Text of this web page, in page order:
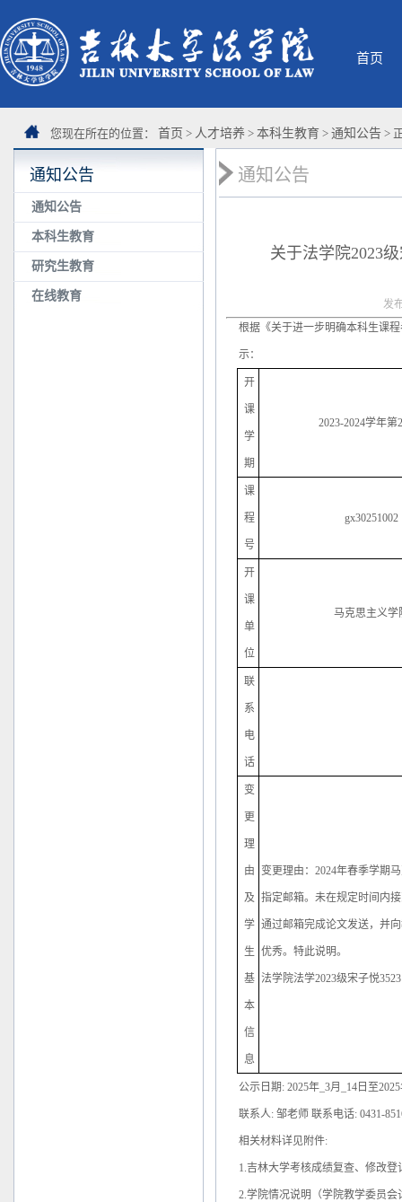
首页
您现在所在的位置： 首页 > 人才培养 > 本科生教育 > 通知公告 >
通知公告
通知公告
本科生教育
研究生教育
在线教育
通知公告
关于法学院2023
发
根据《关于进一步明确本科生课
示：
开
课
学
期
2023-2024学年第
课
程
号
gx30251002
开
课
单
位
马克思主义学
联
系
电
话
变
更
理
由
及
学
生
基
本
信
息
变更理由：2024年春季学期
指定邮箱。未在规定时间内
通过邮箱完成论文发送，并
优秀。特此说明。
法学院法学2023级宋子悦
公示日期: 2025年_3月_14日至
联系人: 邹老师 联系电话: 0431-
相关材料详见附件:
1.吉林大学考核成绩复查、修改登
2.学院情况说明（学院教学委员